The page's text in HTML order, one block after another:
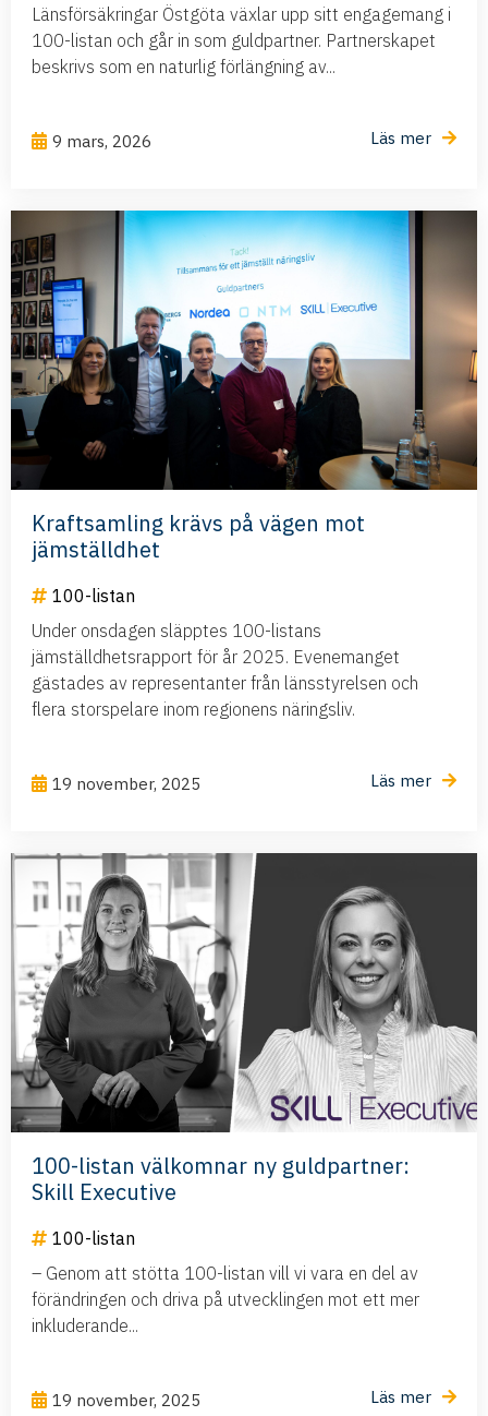
Länsförsäkringar Östgöta växlar upp sitt engagemang i
100-listan och går in som guldpartner. Partnerskapet
beskrivs som en naturlig förlängning av...
9 mars, 2026 Läs mer
Kraftsamling krävs på vägen mot
jämställdhet
100-listan
Under onsdagen släpptes 100-listans
jämställdhetsrapport för år 2025. Evenemanget
gästades av representanter från länsstyrelsen och
flera storspelare inom regionens näringsliv.
19 november, 2025 Läs mer
100-listan välkomnar ny guldpartner:
Skill Executive
100-listan
– Genom att stötta 100-listan vill vi vara en del av
förändringen och driva på utvecklingen mot ett mer
inkluderande...
19 november, 2025 Läs mer